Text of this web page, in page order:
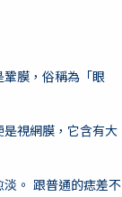
膜，俗稱為「眼
視網膜，它含有大
。 跟普通的痣差不